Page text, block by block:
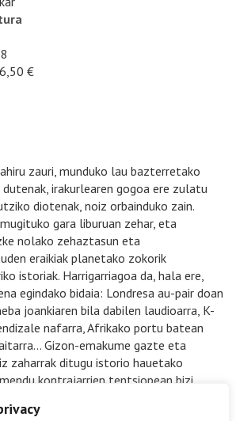
€
zauri, munduko lau bazterretako
irakurlearen gogoa ere zulatu
diotenak, noiz orbainduko zain.
gara liburuan zehar, eta
nolako zehaztasun eta
eraikiak planetako zokorik
istoriak. Harrigarriagoa da, hala ere,
egindako bidaia: Londresa au-pair doan
joankiaren bila dabilen laudioarra, K-
nafarra, Afrikako portu batean
Gizon-emakume gazte eta
zaharrak ditugu istorio hauetako
kontrajarrien tentsiopean bizi
besteak beste. Kontakizun aberatsak